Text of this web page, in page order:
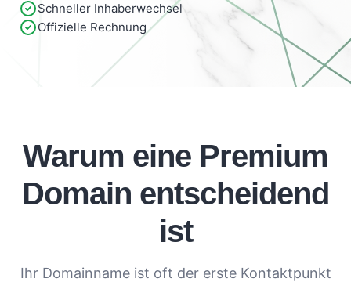
Schneller Inhaberwechsel
Offizielle Rechnung
Warum eine Premium
Domain entscheidend
ist
Ihr Domainname ist oft der erste Kontaktpunkt